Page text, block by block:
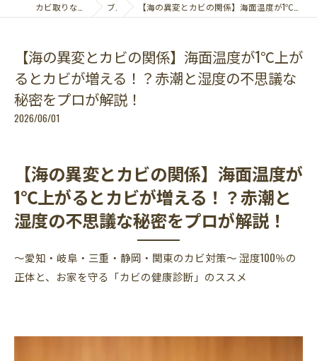
ブログ 【海の異変とカビの関係】海面温度が1℃上がるとカビが増える！？赤潮と湿度の不思議な秘密をプロが解説！
【海の異変とカビの関係】海面温度が1℃上が
るとカビが増える！？赤潮と湿度の不思議な
秘密をプロが解説！
2026/06/01
【海の異変とカビの関係】海面温度が
1℃上がるとカビが増える！？赤潮と
湿度の不思議な秘密をプロが解説！
～愛知・岐阜・三重・静岡・関東のカビ対策～ 湿度100％の
正体と、お家を守る「カビの健康診断」のススメ